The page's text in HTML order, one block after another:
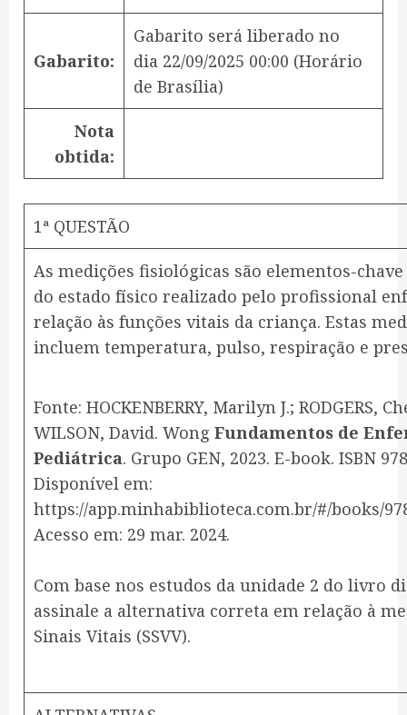
Gabarito:
Gabarito será liberado no
dia 22/09/2025 00:00 (Horário
de Brasília)
Nota
obtida:
1ª QUESTÃO
As medições fisiológicas são elementos-
do estado físico realizado pelo profissional
relação às funções vitais da criança. Estas
incluem temperatura, pulso, respiração e
Fonte: HOCKENBERRY, Marilyn J.; RODGERS,
WILSON, David. Wong Fundamentos de
Pediátrica. Grupo GEN, 2023. E-book. ISBN
Disponível em:
https://app.minhabiblioteca.com.br/#/books/
Acesso em: 29 mar. 2024.
Com base nos estudos da unidade 2 do livro
assinale a alternativa correta em relação à
Sinais Vitais (SSVV).